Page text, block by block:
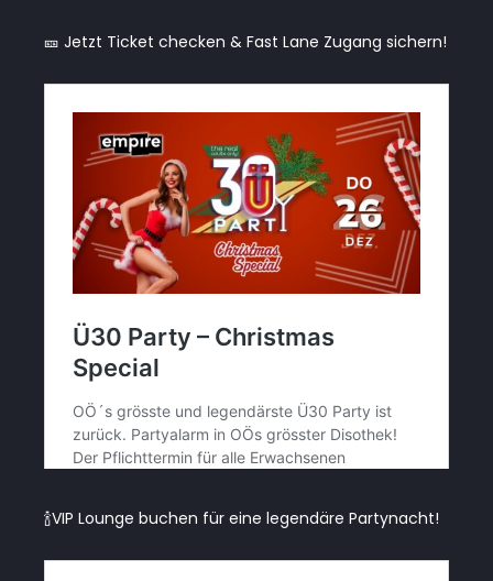
🎫 Jetzt Ticket checken & Fast Lane Zugang sichern!
🍾VIP Lounge buchen für eine legendäre Partynacht!